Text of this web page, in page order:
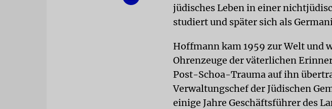
jüdisches Leben in einer
studiert und später sich als
Hoffmann kam 1959 zur Welt und
Ohrenzeuge der väterlichen
Post-Schoa-Trauma auf ihn
Verwaltungschef der Jüdischen
einige Jahre Geschäftsführer des